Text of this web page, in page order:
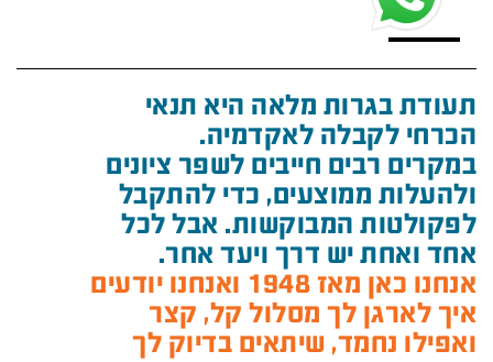
תעודת בגרות מלאה היא תנאי
הכרחי לקבלה לאקדמיה.
במקרים רבים חייבים לשפר ציונים
ולהעלות ממוצעים, כדי להתקבל
לפקולטות המבוקשות. אבל לכל
אחד ואחת יש דרך ויעד אחר.
אנחנו כאן מאז 1948 ואנחנו יודעים
איך לארגן לך מסלול קל, קצר
ואפילו נחמד, שיתאים בדיוק לך